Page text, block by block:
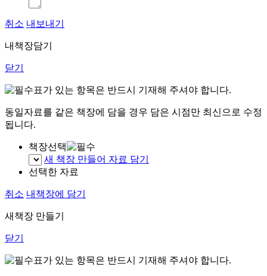
취소 내보내기
내책장담기
닫기
표가 있는 항목은 반드시 기재해 주셔야 합니다.
동일자료를 같은 책장에 담을 경우 담은 시점만 최신으로 수정
됩니다.
책장선택
새 책장 만들어 자료 담기
선택한 자료
취소 내책장에 담기
새책장 만들기
닫기
표가 있는 항목은 반드시 기재해 주셔야 합니다.